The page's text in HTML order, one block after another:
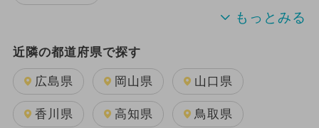
2025年11月のイベント
2025年12月のイベント
2026年1月のイベント
近隣の都道府県で探す
広島県 岡山県 山口県
香川県 高知県 鳥取県